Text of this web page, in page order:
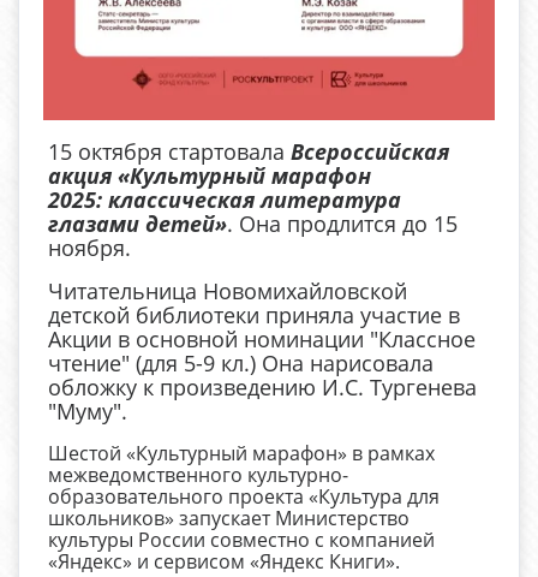
15 октября стартовала Всероссийская
акция «Культурный марафон
2025: классическая литература
глазами детей». Она продлится до 15
ноября.
Читательница Новомихайловской
детской библиотеки приняла участие в
Акции в основной номинации "Классное
чтение" (для 5-9 кл.) Она нарисовала
обложку к произведению И.С. Тургенева
"Муму".
Шестой «Культурный марафон» в рамках
межведомственного культурно-
образовательного проекта «Культура для
школьников» запускает Министерство
культуры России совместно с компанией
«Яндекс» и сервисом «Яндекс Книги».